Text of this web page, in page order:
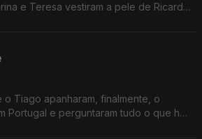
e Teresa vestiram a pele de Ricardo
o Tiago apanharam, finalmente, o
Portugal e perguntaram tudo o que há